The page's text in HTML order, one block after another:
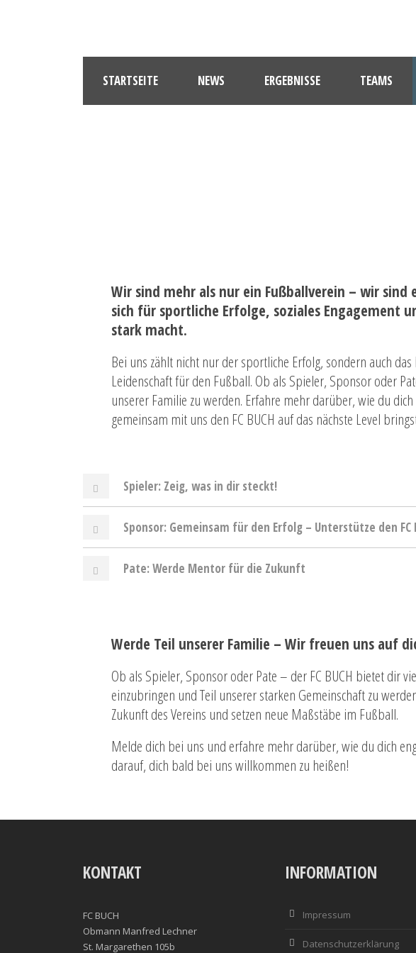
STARTSEITE NEWS ERGEBNISSE TEAMS
Wir sind mehr als nur ein Fußballverein – wir sind
sich für sportliche Erfolge, soziales Engagement
stark macht.
Bei uns zählt nicht nur der sportliche Erfolg, sondern auch
Leidenschaft für den Fußball. Ob als Spieler, Sponsor oder
unserer Familie zu werden. Erfahre mehr darüber, wie du
gemeinsam mit uns den FC BUCH auf das nächste Level
Spieler: Zeig, was in dir steckt!
Sponsor: Gemeinsam für den Erfolg – Unterstütze den FC
Pate: Werde Mentor für die Zukunft
Werde Teil unserer Familie – Wir freuen uns auf
Ob als Spieler, Sponsor oder Pate – der FC BUCH bietet dir
einzubringen und Teil unserer starken Gemeinschaft zu
Zukunft des Vereins und setzen neue Maßstäbe im Fußball.
Melde dich bei uns und erfahre mehr darüber, wie du dich
darauf, dich bald bei uns willkommen zu heißen!
KONTAKT
FC BUCH
Obmann Manfred Lechner
St. Margarethen 105b
INFORMATION
Impressum
Datenschutzerklärung